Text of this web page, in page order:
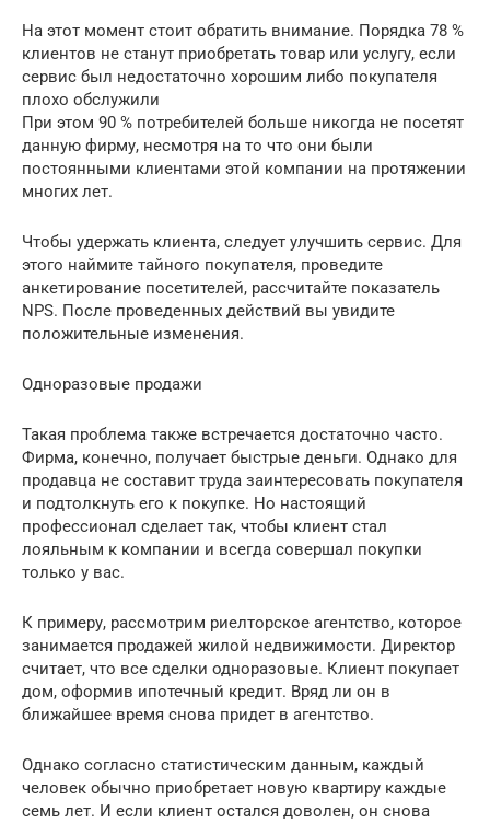
На этот момент стоит обратить внимание. Порядка 78 %
клиентов не станут приобретать товар или услугу, если
сервис был недостаточно хорошим либо покупателя
плохо обслужили
При этом 90 % потребителей больше никогда не посетят
данную фирму, несмотря на то что они были
постоянными клиентами этой компании на протяжении
многих лет.
Чтобы удержать клиента, следует улучшить сервис. Для
этого наймите тайного покупателя, проведите
анкетирование посетителей, рассчитайте показатель
NPS. После проведенных действий вы увидите
положительные изменения.
Одноразовые продажи
Такая проблема также встречается достаточно часто.
Фирма, конечно, получает быстрые деньги. Однако для
продавца не составит труда заинтересовать покупателя
и подтолкнуть его к покупке. Но настоящий
профессионал сделает так, чтобы клиент стал
лояльным к компании и всегда совершал покупки
только у вас.
К примеру, рассмотрим риелторское агентство, которое
занимается продажей жилой недвижимости. Директор
считает, что все сделки одноразовые. Клиент покупает
дом, оформив ипотечный кредит. Вряд ли он в
ближайшее время снова придет в агентство.
Однако согласно статистическим данным, каждый
человек обычно приобретает новую квартиру каждые
семь лет. И если клиент остался доволен, он снова